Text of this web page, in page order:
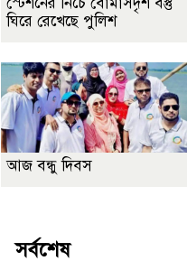
ঘিরে রেখেছে পুলিশ
আজ বন্ধু দিবস
সর্বশেষ